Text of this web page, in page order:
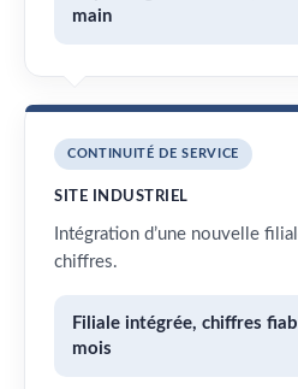
main
CONTINUITÉ DE SERVICE
SITE INDUSTRIEL
Intégration d’une nouvelle
chiffres.
Filiale intégrée, chiffres
mois